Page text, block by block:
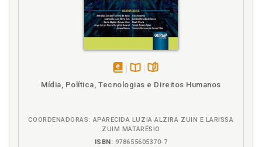
disponível
na
Mídia, Política, Tecnologias e Direitos Humanos
COORDENADORAS: APARECIDA LUZIA ALZIRA ZUIN E LARISSA
ZUIM MATARÉSIO
ISBN: 978655605370-7